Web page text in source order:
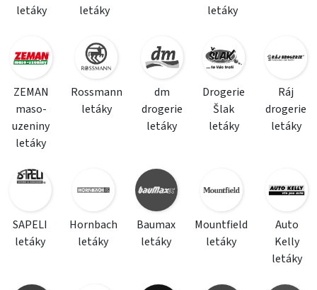
letáky
letáky
letáky
ZEMAN
maso-
uzeniny
letáky
Rossmann
letáky
dm
drogerie
letáky
Drogerie
Šlak
letáky
Ráj
drogerie
letáky
SAPELI
letáky
Hornbach
letáky
Baumax
letáky
Mountfield
letáky
Auto
Kelly
letáky